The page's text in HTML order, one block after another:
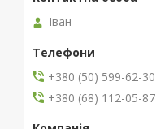
Іван
+380 (50) 599-62-30
+380 (68) 112-05-87